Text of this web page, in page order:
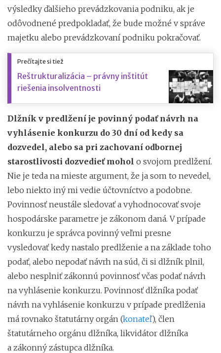
výsledky ďalšieho prevádzkovania podniku, ak je
odôvodnené predpokladať, že bude možné v správe
majetku alebo prevádzkovaní podniku pokračovať.
Prečítajte si tiež
Reštrukturalizácia – právny inštitút
riešenia insolventnosti
Dlžník v predlžení je povinný podať návrh na
vyhlásenie konkurzu do 30 dní od kedy sa
dozvedel, alebo sa pri zachovaní odbornej
starostlivosti dozvedieť mohol o svojom predlžení.
Nie je teda na mieste argument, že ja som to nevedel,
lebo niekto iný mi vedie účtovníctvo a podobne.
Povinnosť neustále sledovať a vyhodnocovať svoje
hospodárske parametre je zákonom daná. V prípade
konkurzu je správca povinný veľmi presne
vysledovať kedy nastalo predlženie a na základe toho
podať, alebo nepodať návrh na súd, či si dlžník plnil,
alebo nesplniť zákonnú povinnosť včas podať návrh
na vyhlásenie konkurzu. Povinnosť dlžníka podať
návrh na vyhlásenie konkurzu v prípade predlženia
má rovnako štatutárny orgán (konateľ), člen
štatutárneho orgánu dlžníka, likvidátor dlžníka
a zákonný zástupca dlžníka.